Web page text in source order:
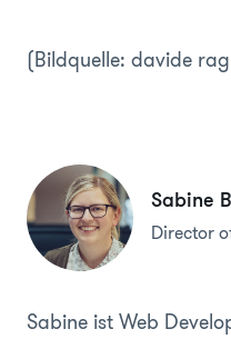
(Bildquelle: davide
Sabine
Director
Sabine ist Web